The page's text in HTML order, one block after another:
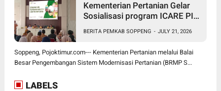
Kementerian Pertanian Gelar
Sosialisasi program ICARE PIU
BERITA PEMKAB SOPPENG - JULY 21, 2026
Soppeng, Pojoktimur.com--- Kementerian Pertanian melalui Balai
Besar Pengembangan Sistem Modernisasi Pertanian (BRMP S...
LABELS